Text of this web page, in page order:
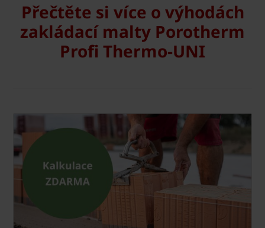
Přečtěte si více o výhodách
zakládací malty Porotherm
Profi Thermo-UNI